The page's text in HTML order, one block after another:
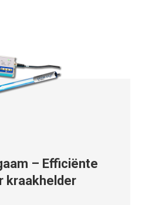
– Efficiënte
kraakhelder